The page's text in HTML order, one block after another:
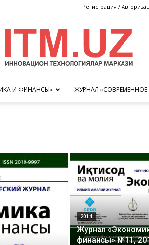
Регистрация /
инновационных
технологий
И ФИНАНСЫ» ЖУРНАЛ
2014
Журнал
финансы» №11,